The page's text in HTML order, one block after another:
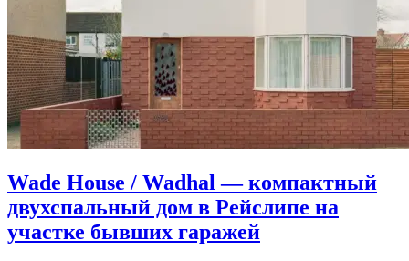
Wade House / Wadhal — компактный
двухспальный дом в Рейслипе на
участке бывших гаражей